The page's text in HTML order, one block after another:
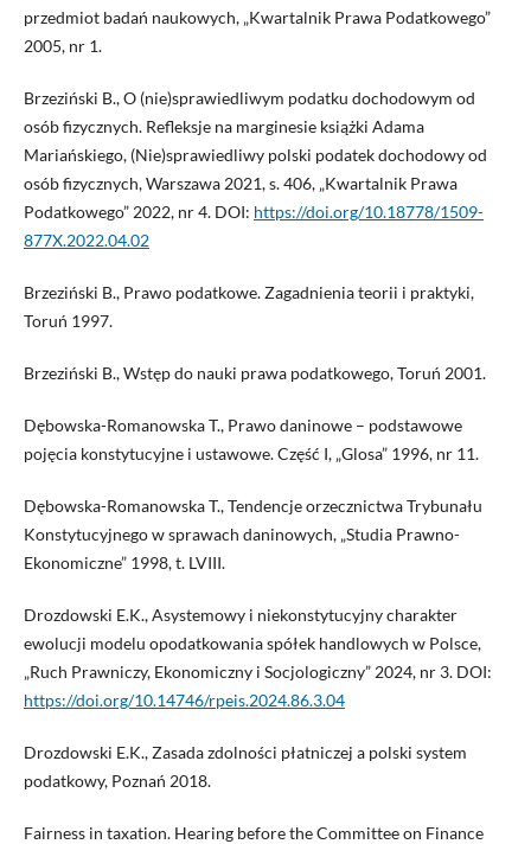
przedmiot badań naukowych, „Kwartalnik Prawa Podatkowego”
2005, nr 1.
Brzeziński B., O (nie)sprawiedliwym podatku dochodowym od
osób fizycznych. Refleksje na marginesie książki Adama
Mariańskiego, (Nie)sprawiedliwy polski podatek dochodowy od
osób fizycznych, Warszawa 2021, s. 406, „Kwartalnik Prawa
Podatkowego” 2022, nr 4. DOI: https://doi.org/10.18778/1509-
877X.2022.04.02
Brzeziński B., Prawo podatkowe. Zagadnienia teorii i praktyki,
Toruń 1997.
Brzeziński B., Wstęp do nauki prawa podatkowego, Toruń 2001.
Dębowska-Romanowska T., Prawo daninowe – podstawowe
pojęcia konstytucyjne i ustawowe. Część I, „Glosa” 1996, nr 11.
Dębowska-Romanowska T., Tendencje orzecznictwa Trybunału
Konstytucyjnego w sprawach daninowych, „Studia Prawno-
Ekonomiczne” 1998, t. LVIII.
Drozdowski E.K., Asystemowy i niekonstytucyjny charakter
ewolucji modelu opodatkowania spółek handlowych w Polsce,
„Ruch Prawniczy, Ekonomiczny i Socjologiczny” 2024, nr 3. DOI:
https://doi.org/10.14746/rpeis.2024.86.3.04
Drozdowski E.K., Zasada zdolności płatniczej a polski system
podatkowy, Poznań 2018.
Fairness in taxation. Hearing before the Committee on Finance